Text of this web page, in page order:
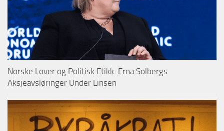
Norske Lover og Politisk Etikk: Erna Solbergs
Aksjeavsløringer Under Linsen